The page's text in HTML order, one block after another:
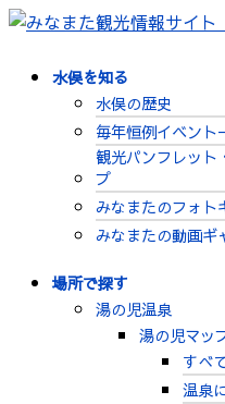
水俣を知る
水俣の歴史
毎年恒例イベント
観光パンフレット
プ
みなまたのフォト
みなまたの動画ギ
場所で探す
湯の児温泉
湯の児マッ
すべ
温泉